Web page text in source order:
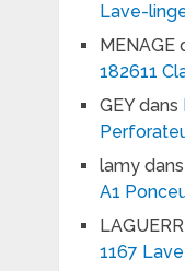
Lave-
MENAGE
182611
GEYdans
lamydans
A1
1167